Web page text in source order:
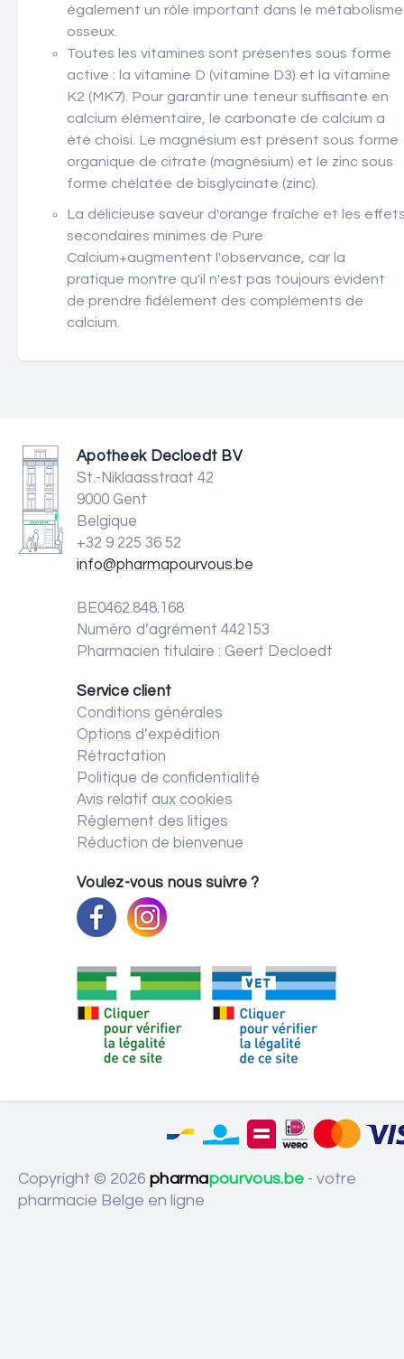
également un rôle important dans le métabolisme
osseux.
Toutes les vitamines sont présentes sous forme
active : la vitamine D (vitamine D3) et la vitamine
K2 (MK7). Pour garantir une teneur suffisante en
calcium élémentaire, le carbonate de calcium a
été choisi. Le magnésium est présent sous forme
organique de citrate (magnésium) et le zinc sous
forme chélatée de bisglycinate (zinc).
La délicieuse saveur d'orange fraîche et les
secondaires minimes de Pure
Calcium+augmentent l'observance, car la
pratique montre qu'il n'est pas toujours évident
de prendre fidèlement des compléments de
calcium.
Apotheek Decloedt BV
St.-Niklaasstraat 42
9000 Gent
Belgique
+32 9 225 36 52
info@pharmapourvous.be
BE0462.848.168
Numéro d’agrément 442153
Pharmacien titulaire : Geert Decloedt
Service client
Conditions générales
Options d’expédition
Rétractation
Politique de confidentialité
Avis relatif aux cookies
Règlement des litiges
Réduction de bienvenue
Voulez-vous nous suivre ?
Copyright © 2026 pharmapourvous.be - votre
pharmacie Belge en ligne